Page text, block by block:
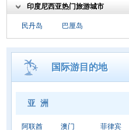
印度尼西亚热门旅游城市
民丹岛 巴厘岛
国际游目的地
亚 洲
阿联酋 澳门
菲律宾